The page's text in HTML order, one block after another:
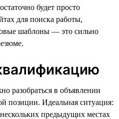
будет просто
для поиска работы,
шаблоны — это сильно
разобраться в объявлении
позиции. Идеальная ситуация:
предыдущих местах